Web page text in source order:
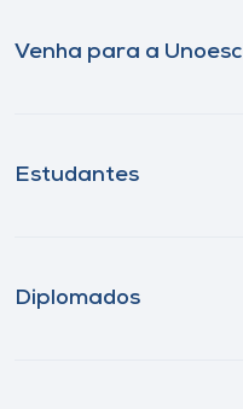
Venha para a Unoesc
Estudantes
Diplomados